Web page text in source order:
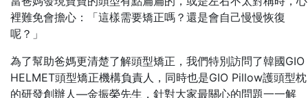
裡難免會擔心：「這樣需要矯正嗎？還是會自己慢慢恢復
呢？」
為了幫助爸媽更清楚了解頭型矯正，我們特別訪問了韓國GIO
HELMET頭型矯正機構負責人，同時也是GIO Pillow護頭型枕
的研發創辦人—金振榮先生，針對大家最關心的問題一一解